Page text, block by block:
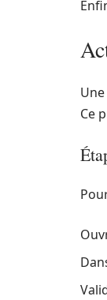
Ce